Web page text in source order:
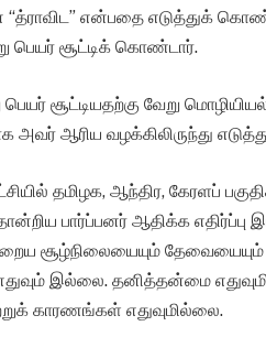
என்பதை எடுத்துக்
பெயர் சூட்டிக் கொண்டார்.
பெயர் சூட்டியதற்கு வேறு
அவர் ஆரிய வழக்கிலிருந்து
தமிழக, ஆந்திர,
பார்ப்பனர் ஆதிக்க எதிர்ப்பு
சூழ்நிலையையும் தேவையையும்
இல்லை. தனித்தன்மை
காரணங்கள் எதுவுமில்லை.